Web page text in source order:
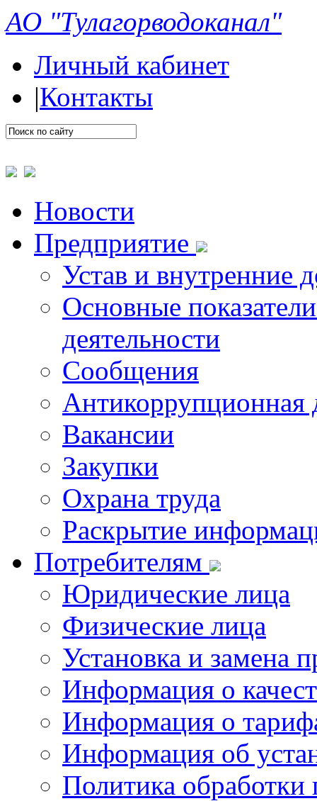
АО "Тулагорводоканал"
Личный кабинет
|Контакты
Новости
Предприятие
Устав и внутренние
Основные
деятельности
Сообщения
Антикоррупционная
Вакансии
Закупки
Охрана труда
Раскрытие
Потребителям
Юридические лица
Физические лица
Установка и замена
Информация о
Информация о
Информация об
Политика